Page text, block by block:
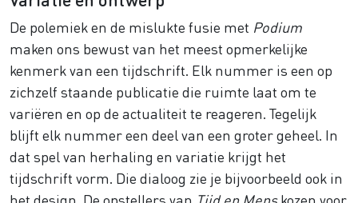
De polemiek en de mislukte fusie met Podium
maken ons bewust van het meest opmerkelijke
kenmerk van een tijdschrift. Elk nummer is een op
zichzelf staande publicatie die ruimte laat om te
variëren en op de actualiteit te reageren. Tegelijk
blijft elk nummer een deel van een groter geheel. In
dat spel van herhaling en variatie krijgt het
tijdschrift vorm. Die dialoog zie je bijvoorbeeld ook in
het design. De opstellers van Tijd en Menskozen voor